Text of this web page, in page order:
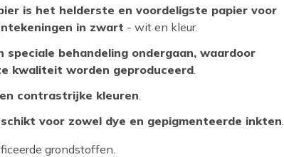
is het helderste en voordeligste papier voor
in zwart - wit en kleur.
behandeling ondergaan, waardoor
kwaliteit worden geproduceerd.
contrastrijke kleuren.
voor zowel dye en gepigmenteerde inkten.
grondstoffen.